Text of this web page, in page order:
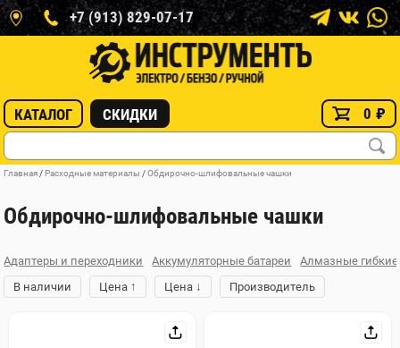
+7 (913) 829-07-17
КАТАЛОГ СКИДКИ 0 ₽
Главная / Расходные материалы /Обдирочно-шлифовальные чашки
Обдирочно-шлифовальные чашки
Адаптеры и переходники Аккумуляторные батареи
Алмазные
В наличии
Цена ↑ Цена ↓ Производитель